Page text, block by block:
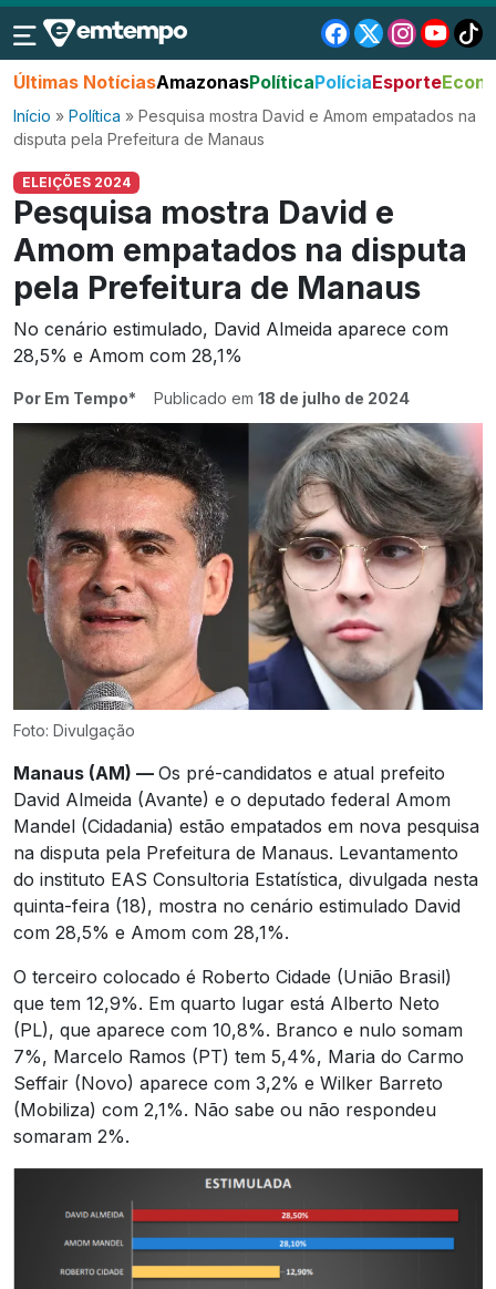
Últimas NotíciasAmazonasPolíticaPolíciaEsporte
Início » Política » Pesquisa mostra David e Amom empatados na
disputa pela Prefeitura de Manaus
ELEIÇÕES 2024
Pesquisa mostra David e
Amom empatados na disputa
pela Prefeitura de Manaus
No cenário estimulado, David Almeida aparece com
28,5% e Amom com 28,1%
Por Em Tempo* Publicado em 18 de julho de 2024
Foto: Divulgação
Manaus (AM) — Os pré-candidatos e atual prefeito
David Almeida (Avante) e o deputado federal Amom
Mandel (Cidadania) estão empatados em nova pesquisa
na disputa pela Prefeitura de Manaus. Levantamento
do instituto EAS Consultoria Estatística, divulgada nesta
quinta-feira (18), mostra no cenário estimulado David
com 28,5% e Amom com 28,1%.
O terceiro colocado é Roberto Cidade (União Brasil)
que tem 12,9%. Em quarto lugar está Alberto Neto
(PL), que aparece com 10,8%. Branco e nulo somam
7%, Marcelo Ramos (PT) tem 5,4%, Maria do Carmo
Seffair (Novo) aparece com 3,2% e Wilker Barreto
(Mobiliza) com 2,1%. Não sabe ou não respondeu
somaram 2%.